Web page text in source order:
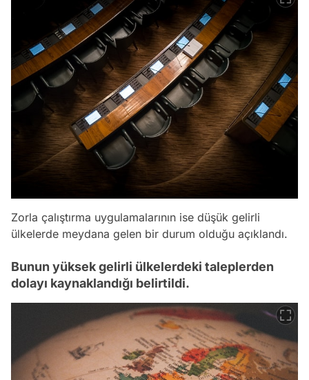
Zorla çalıştırma uygulamalarının ise düşük gelirli
ülkelerde meydana gelen bir durum olduğu açıklandı.
Bunun yüksek gelirli ülkelerdeki taleplerden
dolayı kaynaklandığı belirtildi.